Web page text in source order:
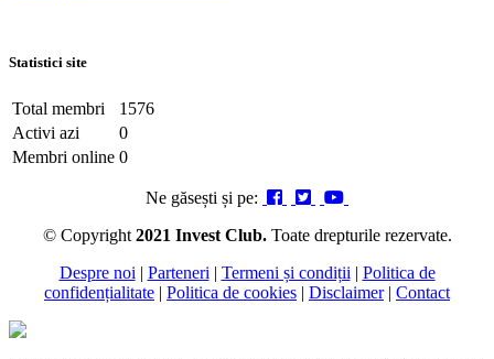
Statistici site
Total membri
1576
Activi azi
0
Membri online 0
Ne găsești și pe:
© Copyright 2021 Invest Club. Toate drepturile rezervate.
Despre noi | Parteneri | Termeni și condiții | Politica de
confidențialitate | Politica de cookies | Disclaimer| Contact